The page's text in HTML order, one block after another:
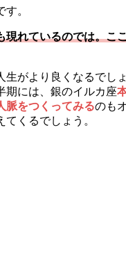
す。
れているのでは。こ
生がより良くなるでしょ
期には、銀のイルカ座
脈をつくってみるのも
くるでしょう。